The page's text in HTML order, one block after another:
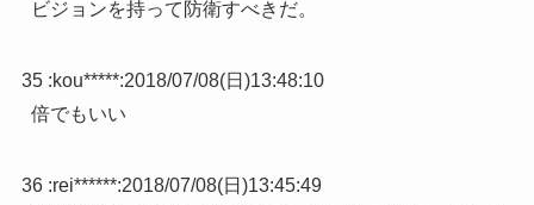
ビジョンを持って防衛すべきだ。
35 :kou*****:2018/07/08(日)13:48:10
倍でもいい
36 :rei******:2018/07/08(日)13:45:49